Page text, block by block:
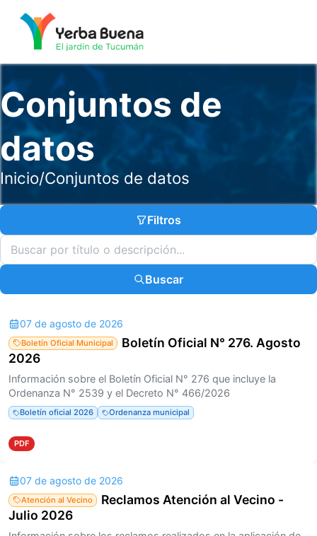
Conjuntos de
datos
Inicio/Conjuntos de datos
Filtros
Buscar
07 de agosto de 2026
Boletín Oficial Municipal
Boletín Oficial N° 276. Agosto
2026
Información sobre el Boletín Oficial N° 276 que incluye la
Ordenanza N° 2539 y el Decreto N° 466/2026
Boletín oficial 2026 Ordenanza municipal
PDF
07 de agosto de 2026
Atención al Vecino
Reclamos Atención al Vecino -
Julio 2026